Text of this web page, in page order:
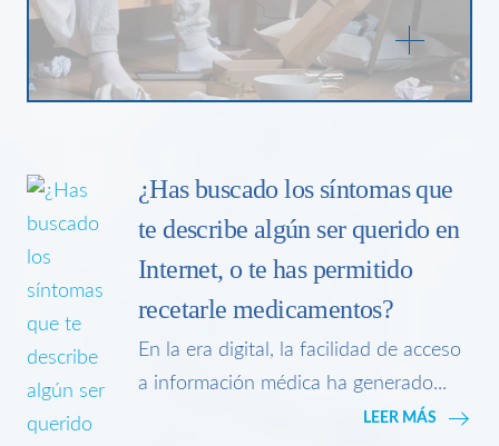
¿Has buscado los síntomas que
te describe algún ser querido en
Internet, o te has permitido
recetarle medicamentos?
En la era digital, la facilidad de acceso
a información médica ha generado...
LEER MÁS